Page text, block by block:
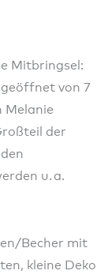
Mitbringsel:
von 7
Melanie
der
u. a.
Becher mit
kleine Deko